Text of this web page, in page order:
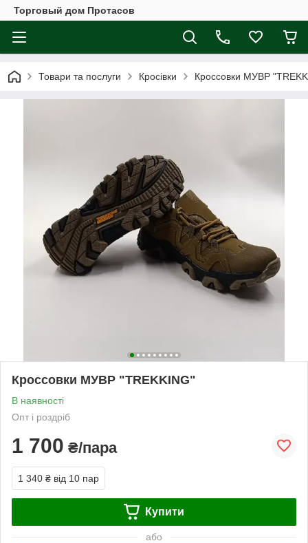
Торговый дом Протасов
Товари та послуги Кросівки Кроссовки МУВР
Кроссовки МУВР "TREKKING"
В наявності
Опт і роздріб
1 700 ₴/пара
1 340 ₴ від 10 пар
Купити
або